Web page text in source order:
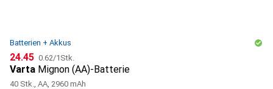
Batterien + Akkus
CHF
24.45 CHF
0.62/1Stk.
Varta Mignon (AA)-Batterie
40 Stk., AA, 2960 mAh